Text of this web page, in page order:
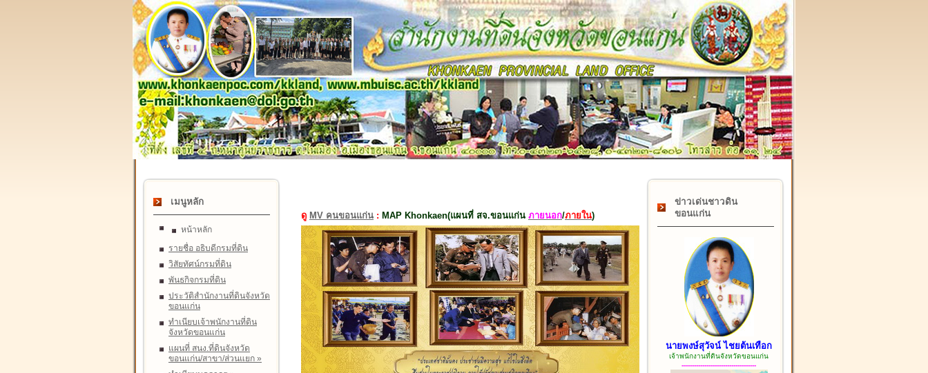
เมนูหลัก
หน้าหลัก
รายชื่อ อธิบดีกรมที่ดิน
วิสัยทัศน์กรมที่ดิน
พันธกิจกรมที่ดิน
ประวัติสำนักงานที่ดินจังหวัด
ขอนแก่น
ทำเนียบเจ้าพนักงานที่ดิน
จังหวัดขอนแก่น
แผนที่ สนง.ที่ดินจังหวัด
ขอนแก่น/สาขา/ส่วนแยก »
๑๗ กุมภาพันธ์ "วันคล้ายวันสถาปนากรมที่ดิน" ครบรอบ ๑๒๒
ดู MV คนขอนแก่น : MAP Khonkaen(แผนที่ สจ.ขอนแก่น ภายนอก/ภายใน)
ข่าวเด่นชาวดิน
ขอนแก่น
นายพงษ์สุวัจน์ ไชยต้นเทือก
เจ้าพนักงานที่ดินจังหวัดขอนแก่น
------------------------------------